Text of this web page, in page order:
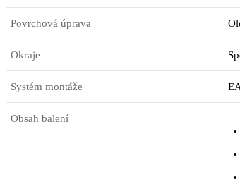
Povrchová úprava
Okraje
Systém montáže
Obsah balení